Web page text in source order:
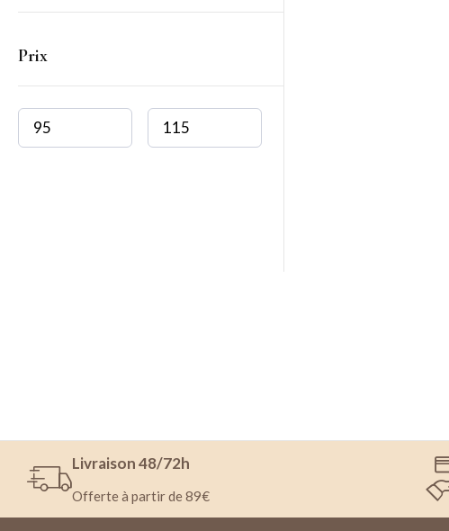
45 mm 1
Prix
Livraison 48/72h
Offerte à partir de 89€